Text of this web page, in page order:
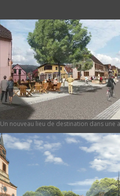
Un nouveau lieu de destination dans une